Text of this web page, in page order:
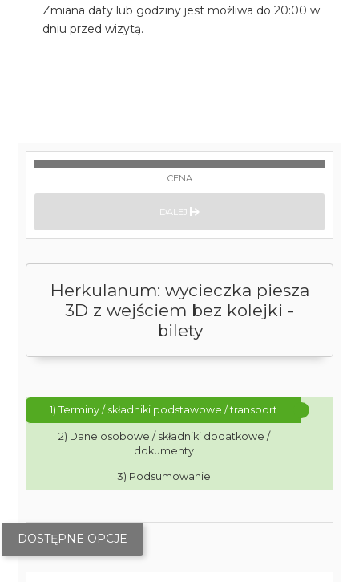
Zmiana daty lub godziny jest możliwa do 20:00 w
dniu przed wizytą.
Herkulanum: wycieczka piesza
3D z wejściem bez kolejki -
bilety
1) Terminy / składniki podstawowe / transport
2) Dane osobowe / składniki dodatkowe /
dokumenty
3) Podsumowanie
DOSTĘPNE OPCJE
CENA
DALEJ